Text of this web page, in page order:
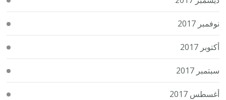
نوفمبر 2017
أكتوبر 2017
سبتمبر 2017
أغسطس 2017